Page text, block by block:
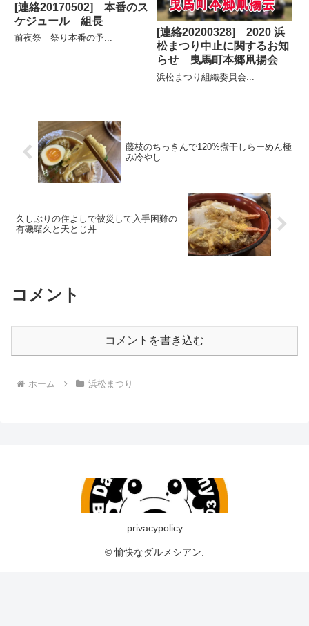
[連絡20170502] 本番のス
ケジュール 組長
前夜祭 祭り本番の予...
[連絡20200328] 2020 浜
松まつり中止に関するお知
らせ 曳馬町本郷凧揚会
浜松まつり組織委員会...
藤枝のちっきんで120%煮干しらーめん極
み冷やし
久しぶりの住よしで被災して入手困難の
有磯曙久と天とじ丼
コメント
コメントを書き込む
ホーム 浜松まつり
privacypolicy
© 愉快なダルメシアン.